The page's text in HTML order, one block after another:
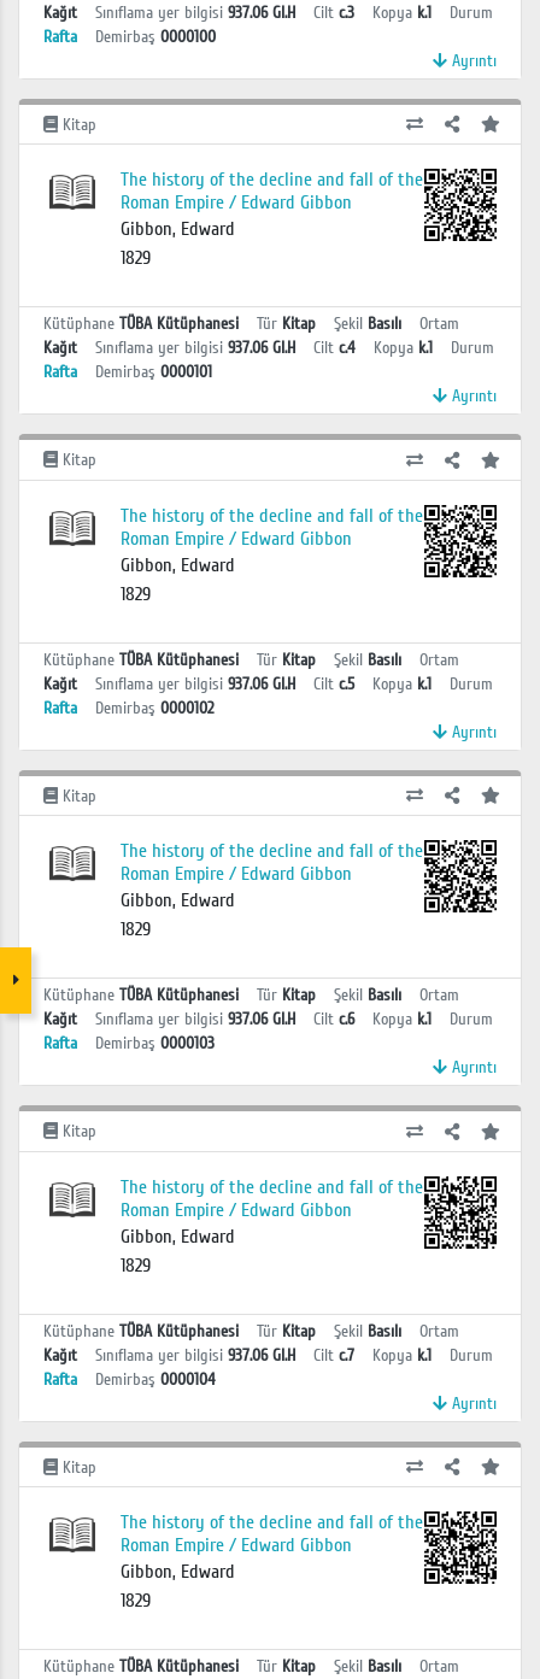
Kağıt
Sınıflama yer bilgisi 937.06 GI.H Cilt c.3 Kopya k.1
Durum
Rafta
Demirbaş 0000100
Ayrıntı
Kitap
The history of the decline and fall of the
Roman Empire / Edward Gibbon
Gibbon, Edward
1829
Kütüphane TÜBA Kütüphanesi Tür Kitap Şekil Basılı
Ortam
Kağıt
Sınıflama yer bilgisi 937.06 GI.H Cilt c.4 Kopya k.1
Durum
Rafta
Demirbaş 0000101
Ayrıntı
Kitap
The history of the decline and fall of the
Roman Empire / Edward Gibbon
Gibbon, Edward
1829
Kütüphane TÜBA Kütüphanesi Tür Kitap Şekil Basılı
Ortam
Kağıt
Sınıflama yer bilgisi 937.06 GI.H Cilt c.5 Kopya k.1
Durum
Rafta
Demirbaş 0000102
Ayrıntı
Kitap
The history of the decline and fall of the
Roman Empire / Edward Gibbon
Gibbon, Edward
1829
Kütüphane TÜBA Kütüphanesi Tür Kitap Şekil Basılı
Ortam
Kağıt
Sınıflama yer bilgisi 937.06 GI.H Cilt c.6 Kopya k.1
Durum
Rafta
Demirbaş 0000103
Ayrıntı
Kitap
The history of the decline and fall of the
Roman Empire / Edward Gibbon
Gibbon, Edward
1829
Kütüphane TÜBA Kütüphanesi Tür Kitap Şekil Basılı
Ortam
Kağıt
Sınıflama yer bilgisi 937.06 GI.H Cilt c.7 Kopya k.1
Durum
Rafta
Demirbaş 0000104
Ayrıntı
Kitap
The history of the decline and fall of the
Roman Empire / Edward Gibbon
Gibbon, Edward
1829
Kütüphane TÜBA Kütüphanesi Tür Kitap Şekil Basılı
Ortam